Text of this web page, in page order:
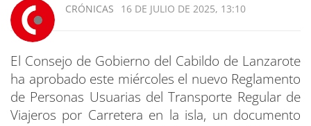
CRÓNICAS 16 DE JULIO DE 2025, 13:10
El Consejo de Gobierno del Cabildo de Lanzarote
ha aprobado este miércoles el nuevo Reglamento
de Personas Usuarias del Transporte Regular de
Viajeros por Carretera en la isla, un documento